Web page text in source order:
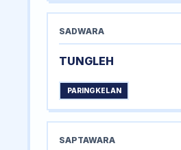
SADWARA
TUNGLEH
PARINGKELAN
SAPTAWARA